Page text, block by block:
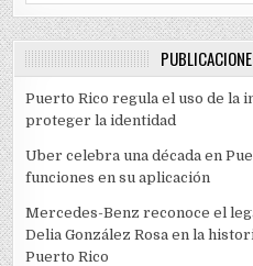
Puerto Rico regula el uso de la
proteger la identidad
Uber celebra una década en
funciones en su aplicación
Mercedes-Benz reconoce el
Delia González Rosa en la
Puerto Rico